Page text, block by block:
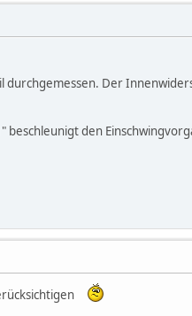
durchgemessen. Der
beschleunigt den